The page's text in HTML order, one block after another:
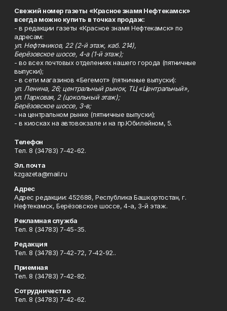
Свежий номер газеты «Красное знамя Нефтекамск»
всегда можно купить в точках продаж:
- в редакции газеты «Красное знамя Нефтекамск» по
адресам:
ул. Нефтяников, 22 (2-й этаж, каб. 214),
Берёзовское шоссе, 4-а (1-й этаж);
- во всех почтовых отделениях нашего города (пятничные
выпуски);
- в сети магазинов «Бегемот» (пятничные выпуски):
ул. Ленина, 26; центральный рынок, ТЦ «Центральный»,
ул. Парковая, 2 (цокольный этаж);
Берёзовское шоссе, 3-в;
- на центральном рынке (пятничные выпуски);
- в киосках на автовокзале и на пр.Юбилейном, 5.
Телефон
Тел. 8 (34783) 7-42-62.
Эл. почта
kzgazeta@mail.ru
Адрес
Адрес редакции: 452688, Республика Башкортостан, г.
Нефтекамск, Берёзовское шоссе, 4-а, 3-й этаж.
Рекламная служба
Тел. 8 (34783) 7-45-35.
Редакция
Тел. 8 (34783) 7-42-72, 7-42-92..
Приемная
Тел. 8 (34783) 7-42-82.
Сотрудничество
Тел. 8 (34783) 7-42-62.